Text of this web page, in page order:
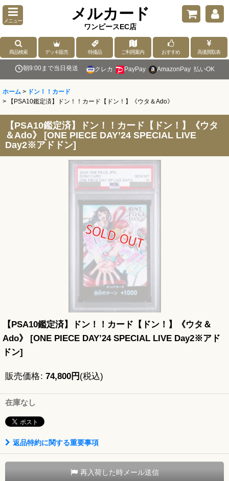
メニュー メルカード
ワンピースEC店
商品検索 デッキ販売 特価品 ご利用案内 おすすめ 高価買取表
朝9:00まで当日発送 クレカ PayPay AmazonPay 払いOK
ホーム > ドン！！カード
>
【PSA10鑑定済】ドン！！カード【ドン！】《ウタ＆Ado》
【PSA10鑑定済】ドン！！カード【ドン！】《ウタ
＆Ado》
[ONE PIECE DAY’24 SPECIAL LIVE
Day2※アドドン]
【PSA10鑑定済】ドン！！カード【ドン！】《ウタ＆
Ado》
[ONE PIECE DAY’24 SPECIAL LIVE Day2※アド
ドン]
販売価格: 74,800円 (税込)
在庫なし
返品特約に関する重要事項
再入荷した時メール送信